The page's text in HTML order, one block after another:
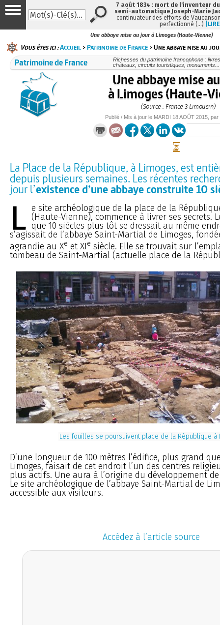
Une abbaye mise au jour à Limoges (Haute-Vienne)
Vous êtes ici :Accueil >Patrimoine de France > Une abbaye mise au
Patrimoine de France
Richesses du patrimoine francophone :
châteaux, circuits touristiques, monuments...
Une abbaye mise
à Limoges (Haute-
(Source : France 3 Limousin)
Publié / Mis à jour le MARDI 18 AOÛT 2015, par
La Place de la République, à Limoges, est
depuis plusieurs semaines. Les récentes
jour l’existence d’une abbaye construite 10
L e site archéologique de la place de la
(Haute-Vienne), commence à livrer ses secrets.
que 10 siècles plus tôt se dressait au même
s’agissait de l’abbaye Saint-Martial de Limoges,
agrandie au Xe et XIe siècle. Elle se trouvait sur
tombeau de Saint-Martial (actuelle place de la
Les fouilles se poursuivent place de la République à
D’une longueur de 100 mètres l’édifice, plus grand
Limoges, faisait de cet endroit l’un des centres
plus actifs. Une aura à l’origine du développement
Le site archéologique de l’abbaye Saint-Martial de
accessible aux visiteurs.
Accédez à l’article source
7 août 1834 : mort de l'inventeur
semi-automatique Joseph-Marie
continuateur des efforts de
perfectionné (…)